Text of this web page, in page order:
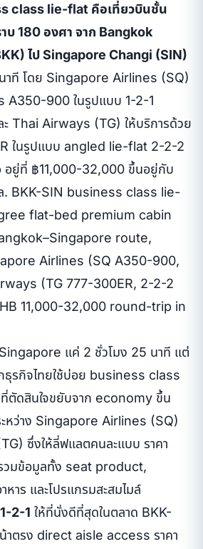
class lie-flat คือเที่ยวบินชั้น
บ 180 องศา จาก Bangkok
ไป Singapore Changi (SIN)
นาที โดย Singapore Airlines (SQ)
A350-900 ในรูปแบบ 1-2-1
Thai Airways (TG) ให้บริการด้วย
ในรูปแบบ angled lie-flat 2-2-2
ยู่ที่ ฿11,000-32,000 ขึ้นอยู่กับ
. BKK-SIN business class lie-
flat-bed premium cabin
route,
Airlines (SQ A350-900,
(TG 777-300ER, 2-2-2
11,000-32,000 round-trip in
แค่ 2 ชั่วโมง 25 นาที แต่
กธุรกิจไทยใช้บ่อย business class
ที่ตัดสินใจขยับจาก economy ขึ้น
หว่าง Singapore Airlines (SQ)
ซึ่งให้ลี่ฟแลตคนละแบบ ราคา
วมข้อมูลทั้ง seat product,
าร และโปรแกรมสะสมไมล์
2-1 ให้ที่นั่งดีที่สุดในตลาด BKK-
ตรง direct aisle access ราคา